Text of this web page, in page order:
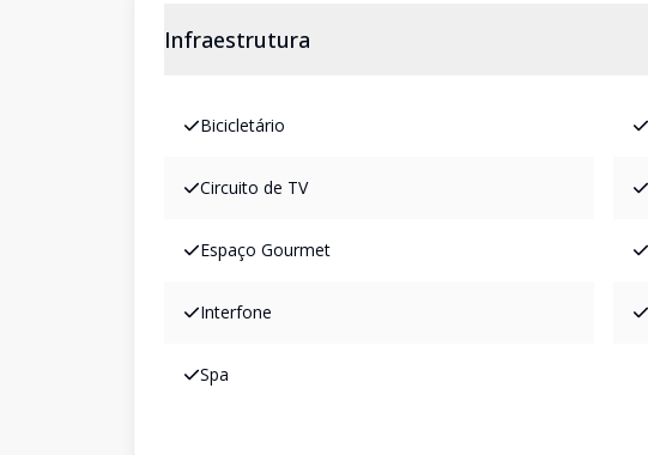
Infraestrutura
Bicicletário
Circuito de TV
Espaço Gourmet
Interfone
Spa